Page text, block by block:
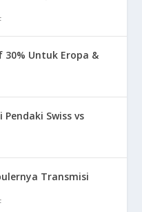
Untuk Eropa &
Pendaki Swiss vs
Transmisi